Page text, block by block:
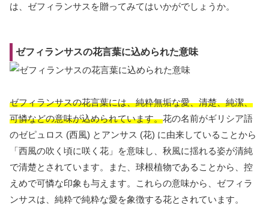
は、ゼフィランサスを贈ってみてはいかがでしょうか。
ゼフィランサスの花言葉に込められた意味
ゼフィランサスの花言葉には、純粋無垢な愛、清楚、純潔、
可憐などの意味が込められています。花の名前がギリシア語
のゼピュロス (西風) とアンサス (花) に由来していることから
「西風の吹く頃に咲く花」を意味し、秋風に揺れる姿が清純
で清楚とされています。また、球根植物であることから、控
えめで可憐な印象も与えます。これらの意味から、ゼフィラ
ンサスは、純粋で純粋な愛を象徴する花とされています。